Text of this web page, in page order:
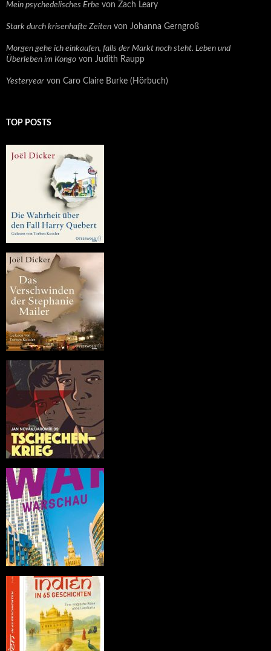
Mein psychedelisches Erbe von Zach Leary
Stark durch krisenhafte Zeiten von Johanna Gerngroß
Morgen gehe ich einkaufen, falls der Markt noch steht. Leben und
Überleben im Kongo von Judith Raupp
Yesteryear von Caro Claire Burke (Hörbuch)
TOP POSTS